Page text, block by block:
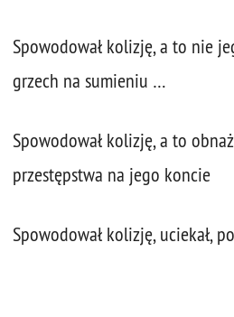
Spowodował kolizję, a to nie
grzech na sumieniu …
Spowodował kolizję, a to
przestępstwa na jego koncie
Spowodował kolizję, uciekał,